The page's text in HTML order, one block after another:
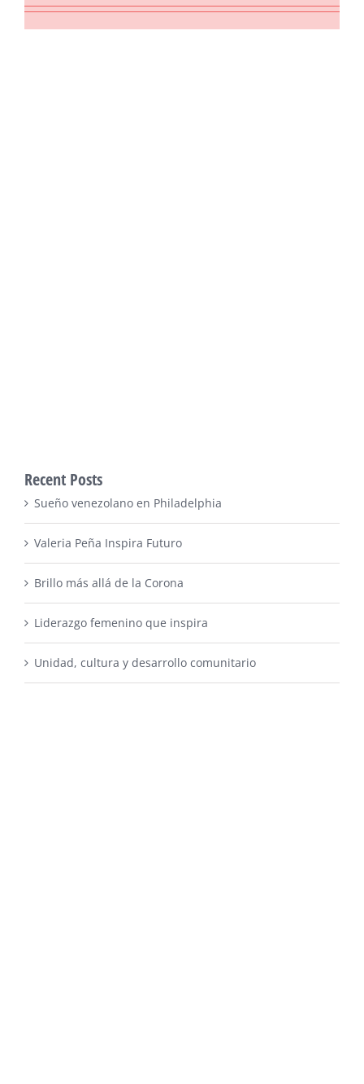
Recent Posts
Sueño venezolano en Philadelphia
Valeria Peña Inspira Futuro
Brillo más allá de la Corona
Liderazgo femenino que inspira
Unidad, cultura y desarrollo comunitario